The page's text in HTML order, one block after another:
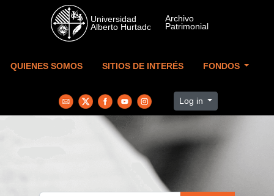
Skip to main content
QUIENES SOMOS SITIOS DE INTERÉS FONDOS
Log in